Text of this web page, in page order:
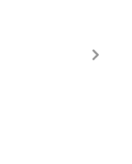
영어 과정을 제공한